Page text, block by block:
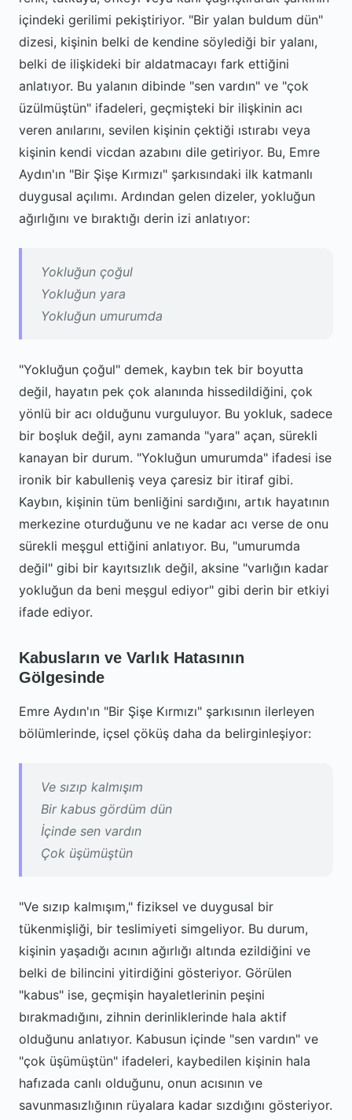
içindeki gerilimi pekiştiriyor. "Bir yalan buldum dün"
dizesi, kişinin belki de kendine söylediği bir yalanı,
belki de ilişkideki bir aldatmacayı fark ettiğini
anlatıyor. Bu yalanın dibinde "sen vardın" ve "çok
üzülmüştün" ifadeleri, geçmişteki bir ilişkinin acı
veren anılarını, sevilen kişinin çektiği ıstırabı veya
kişinin kendi vicdan azabını dile getiriyor. Bu, Emre
Aydın'ın "Bir Şişe Kırmızı" şarkısındaki ilk katmanlı
duygusal açılımı. Ardından gelen dizeler, yokluğun
ağırlığını ve bıraktığı derin izi anlatıyor:
Yokluğun çoğul
Yokluğun yara
Yokluğun umurumda
"Yokluğun çoğul" demek, kaybın tek bir boyutta
değil, hayatın pek çok alanında hissedildiğini, çok
yönlü bir acı olduğunu vurguluyor. Bu yokluk, sadece
bir boşluk değil, aynı zamanda "yara" açan, sürekli
kanayan bir durum. "Yokluğun umurumda" ifadesi ise
ironik bir kabulleniş veya çaresiz bir itiraf gibi.
Kaybın, kişinin tüm benliğini sardığını, artık hayatının
merkezine oturduğunu ve ne kadar acı verse de onu
sürekli meşgul ettiğini anlatıyor. Bu, "umurumda
değil" gibi bir kayıtsızlık değil, aksine "varlığın kadar
yokluğun da beni meşgul ediyor" gibi derin bir etkiyi
ifade ediyor.
Kabusların ve Varlık Hatasının
Gölgesinde
Emre Aydın'ın "Bir Şişe Kırmızı" şarkısının ilerleyen
bölümlerinde, içsel çöküş daha da belirginleşiyor:
Ve sızıp kalmışım
Bir kabus gördüm dün
İçinde sen vardın
Çok üşümüştün
"Ve sızıp kalmışım," fiziksel ve duygusal bir
tükenmişliği, bir teslimiyeti simgeliyor. Bu durum,
kişinin yaşadığı acının ağırlığı altında ezildiğini ve
belki de bilincini yitirdiğini gösteriyor. Görülen
"kabus" ise, geçmişin hayaletlerinin peşini
bırakmadığını, zihnin derinliklerinde hala aktif
olduğunu anlatıyor. Kabusun içinde "sen vardın" ve
"çok üşümüştün" ifadeleri, kaybedilen kişinin hala
hafızada canlı olduğunu, onun acısının ve
savunmasızlığının rüyalara kadar sızdığını gösteriyor.